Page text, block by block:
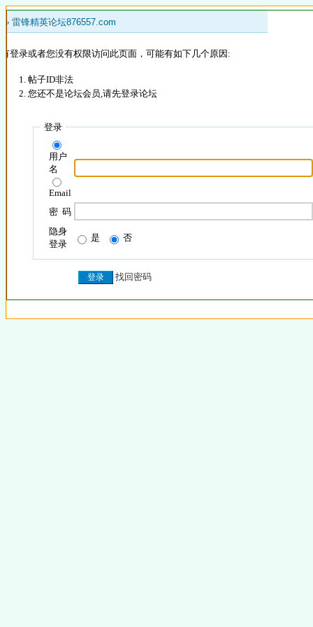
» 雷锋精英论坛876557.com
登录或者您没有权限访问此页面，可能有如下几个原因:
帖子ID非法
您还不是论坛会员,请先登录论坛
登录
用户
名
Email
密 码
隐身
登录
是 否
找回密码